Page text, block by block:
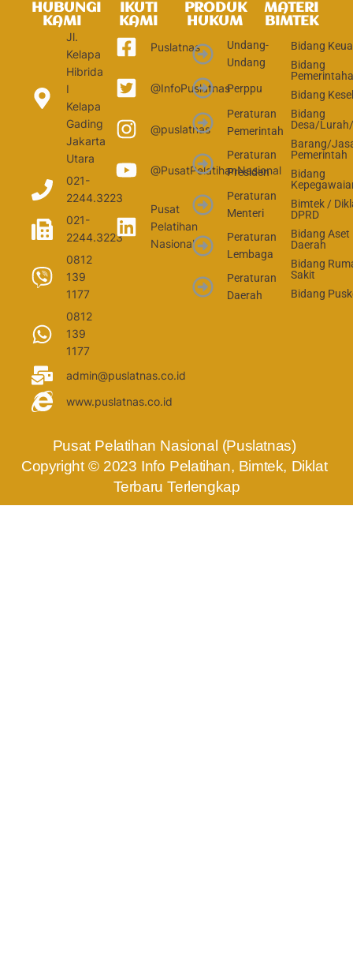
HUBUNGI
KAMI
Jl.
Kelapa
Hibrida
I
Kelapa
Gading
Jakarta
Utara
021-
2244.3223
021-
2244.3223
0812
139
1177
0812
139
1177
admin@puslatnas.co.id
www.puslatnas.co.id
IKUTI
KAMI
Puslatnas
@InfoPuslatnas
@puslatnas
@PusatPelatihanNasional
Pusat
Pelatihan
Nasional
PRODUK
HUKUM
Undang-
Undang
Perppu
Peraturan
Pemerintah
Peraturan
Presiden
Peraturan
Menteri
Peraturan
Lembaga
Peraturan
Daerah
MATERI
BIMTEK
Bidang
Bidang
Bidang
Bidang
Desa/
Barang/
Pemerintah
Bidang
Bimtek /
DPRD
Bidang Aset
Daerah
Bidang
Sakit
Bidang
Pusat Pelatihan Nasional (Puslatnas)
Copyright © 2023 Info Pelatihan, Bimtek, Diklat
Terbaru Terlengkap